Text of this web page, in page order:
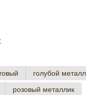
голубой
розовый металлик